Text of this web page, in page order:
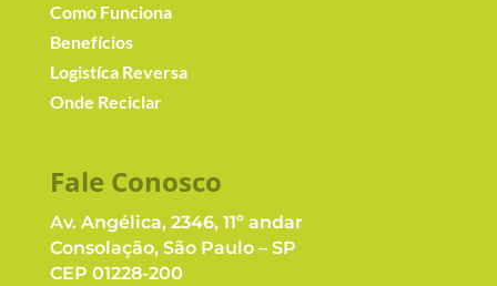
Como Funciona
Benefícios
Logistíca Reversa
Onde Reciclar
Fale Conosco
Av. Angélica, 2346, 11º andar
Consolação, São Paulo – SP
CEP 01228-200